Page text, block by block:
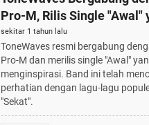
Pro-M, Rilis Single "Awal"
Menginspirasi - 4 Lagu
sekitar 1 tahun lalu
ToneWaves resmi bergabung
Pro-M dan merilis single "Awal"
menginspirasi. Band ini telah
perhatian dengan lagu-lagu
"Sekat".